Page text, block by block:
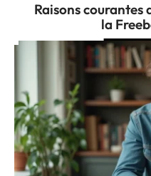
Raisons courantes
la